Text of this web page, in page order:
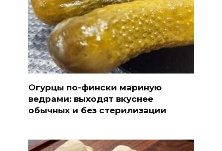
Огурцы по-фински мариную
ведрами: выходят вкуснее
обычных и без стерилизации